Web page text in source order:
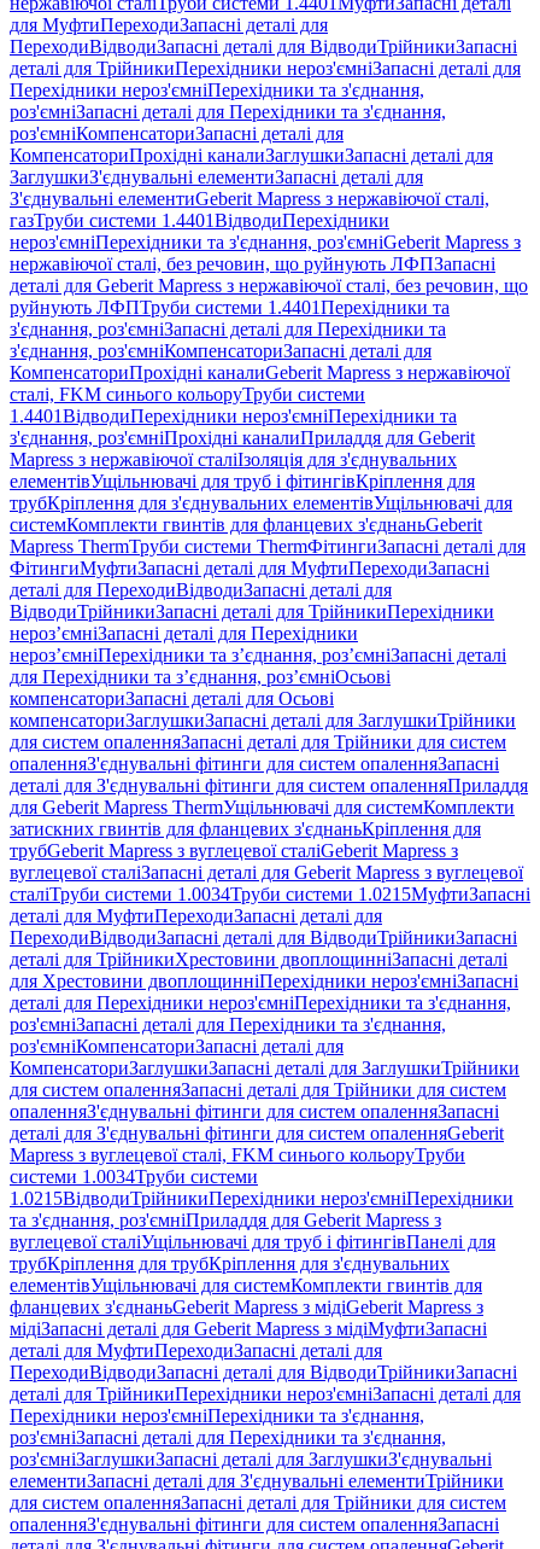
для МуфтиПереходиЗапасні деталі для
ПереходиВідводиЗапасні деталі для ВідводиТрійникиЗапасні
деталі для ТрійникиПерехідники нероз'ємніЗапасні деталі для
Перехідники нероз'ємніПерехідники та з'єднання,
роз'ємніЗапасні деталі для Перехідники та з'єднання,
роз'ємніКомпенсаториЗапасні деталі для
КомпенсаториПрохідні каналиЗаглушкиЗапасні деталі для
ЗаглушкиЗ'єднувальні елементиЗапасні деталі для
З'єднувальні елементиGeberit Mapress з нержавіючої сталі,
газТруби системи 1.4401ВідводиПерехідники
нероз'ємніПерехідники та з'єднання, роз'ємніGeberit Mapress з
нержавіючої сталі, без речовин, що руйнують ЛФПЗапасні
деталі для Geberit Mapress з нержавіючої сталі, без речовин, що
руйнують ЛФПТруби системи 1.4401Перехідники та
з'єднання, роз'ємніЗапасні деталі для Перехідники та
з'єднання, роз'ємніКомпенсаториЗапасні деталі для
КомпенсаториПрохідні каналиGeberit Mapress з нержавіючої
сталі, FKM синього кольоруТруби системи
1.4401ВідводиПерехідники нероз'ємніПерехідники та
з'єднання, роз'ємніПрохідні каналиПриладдя для Geberit
Mapress з нержавіючої сталіІзоляція для з'єднувальних
елементівУщільнювачі для труб і фітингівКріплення для
трубКріплення для з'єднувальних елементівУщільнювачі для
системКомплекти гвинтів для фланцевих з'єднаньGeberit
Mapress ThermТруби системи ThermФітингиЗапасні деталі для
ФітингиМуфтиЗапасні деталі для МуфтиПереходиЗапасні
деталі для ПереходиВідводиЗапасні деталі для
ВідводиТрійникиЗапасні деталі для ТрійникиПерехідники
нероз’ємніЗапасні деталі для Перехідники
нероз’ємніПерехідники та з’єднання, роз’ємніЗапасні деталі
для Перехідники та з’єднання, роз’ємніОсьові
компенсаториЗапасні деталі для Осьові
компенсаториЗаглушкиЗапасні деталі для ЗаглушкиТрійники
для систем опаленняЗапасні деталі для Трійники для систем
опаленняЗ'єднувальні фітинги для систем опаленняЗапасні
деталі для З'єднувальні фітинги для систем опаленняПриладдя
для Geberit Mapress ThermУщільнювачі для системКомплекти
затискних гвинтів для фланцевих з'єднаньКріплення для
трубGeberit Mapress з вуглецевої сталіGeberit Mapress з
вуглецевої сталіЗапасні деталі для Geberit Mapress з вуглецевої
сталіТруби системи 1.0034Труби системи 1.0215МуфтиЗапасні
деталі для МуфтиПереходиЗапасні деталі для
ПереходиВідводиЗапасні деталі для ВідводиТрійникиЗапасні
деталі для ТрійникиХрестовини двоплощинніЗапасні деталі
для Хрестовини двоплощинніПерехідники нероз'ємніЗапасні
деталі для Перехідники нероз'ємніПерехідники та з'єднання,
роз'ємніЗапасні деталі для Перехідники та з'єднання,
роз'ємніКомпенсаториЗапасні деталі для
КомпенсаториЗаглушкиЗапасні деталі для ЗаглушкиТрійники
для систем опаленняЗапасні деталі для Трійники для систем
опаленняЗ'єднувальні фітинги для систем опаленняЗапасні
деталі для З'єднувальні фітинги для систем опаленняGeberit
Mapress з вуглецевої сталі, FKM синього кольоруТруби
системи 1.0034Труби системи
1.0215ВідводиТрійникиПерехідники нероз'ємніПерехідники
та з'єднання, роз'ємніПриладдя для Geberit Mapress з
вуглецевої сталіУщільнювачі для труб і фітингівПанелі для
трубКріплення для трубКріплення для з'єднувальних
елементівУщільнювачі для системКомплекти гвинтів для
фланцевих з'єднаньGeberit Mapress з мідіGeberit Mapress з
мідіЗапасні деталі для Geberit Mapress з мідіМуфтиЗапасні
деталі для МуфтиПереходиЗапасні деталі для
ПереходиВідводиЗапасні деталі для ВідводиТрійникиЗапасні
деталі для ТрійникиПерехідники нероз'ємніЗапасні деталі для
Перехідники нероз'ємніПерехідники та з'єднання,
роз'ємніЗапасні деталі для Перехідники та з'єднання,
роз'ємніЗаглушкиЗапасні деталі для ЗаглушкиЗ'єднувальні
елементиЗапасні деталі для З'єднувальні елементиТрійники
для систем опаленняЗапасні деталі для Трійники для систем
опаленняЗ'єднувальні фітинги для систем опаленняЗапасні